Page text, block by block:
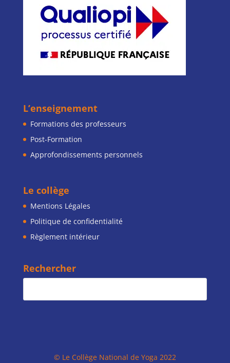
L’enseignement
Formations des professeurs
Post-Formation
Approfondissements personnels
Le collège
Mentions Légales
Politique de confidentialité
Règlement intérieur
Rechercher
© Le Collège National de Yoga 2022